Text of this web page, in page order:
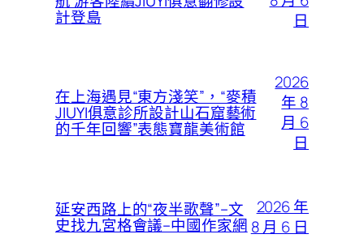
計登島
日
在上海遇見“東方淺笑”，“麥積
JIUYI俱意診所設計山石窟藝術
的千年回響”表態寶龍美術館
2026
年 8
月 6
日
延安西路上的“夜半歌聲”–文
史找九宮格會議–中國作家網
2026 年
8 月 6 日